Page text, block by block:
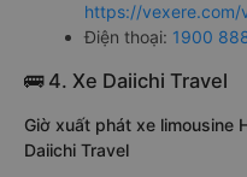
https://vexere.com/
Điện thoại: 1900
🚌 4. Xe Daiichi Travel
Giờ xuất phát xe limousine
Daiichi Travel